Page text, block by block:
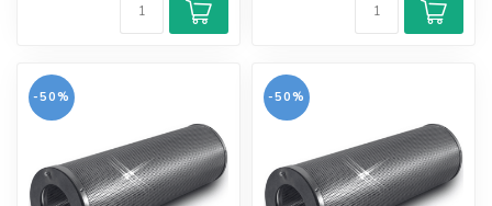
-50% -50%